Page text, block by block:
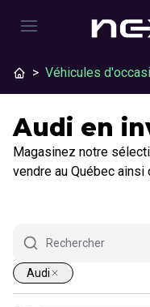
> Véhicules
Audi en
Magasinez notre
vendre au Québec ainsi
Audi
Très bonne offre